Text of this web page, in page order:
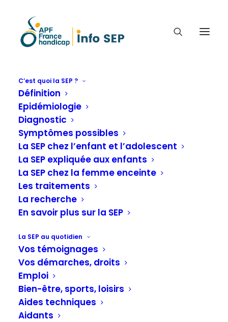
C’est quoi la SEP ?
Définition
Epidémiologie
Diagnostic
Symptômes possibles
La SEP chez l’enfant et l’adolescent
La SEP expliquée aux enfants
La SEP chez la femme enceinte
Les traitements
La recherche
En savoir plus sur la SEP
La SEP au quotidien
Vos témoignages
Vos démarches, droits
Emploi
Bien-être, sports, loisirs
Aides techniques
Aidants
ACTIVER DES RÉCEPTEURS
LYMPHOCYTAIRES POUR
ATTÉNUER LA MALADIE.
Infos sur la recherche
Accueil C'est quoi la SEP ?
Infos sur la recherche
atténuer la maladie.
En décrivant la façon dont certains
globules blancs modulent les
mécanismes auto-immuns associés à la
sclérose en plaques, des chercheurs